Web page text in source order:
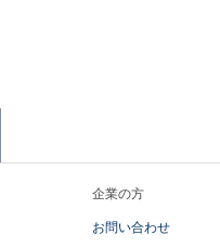
企業の方
お問い合わせ